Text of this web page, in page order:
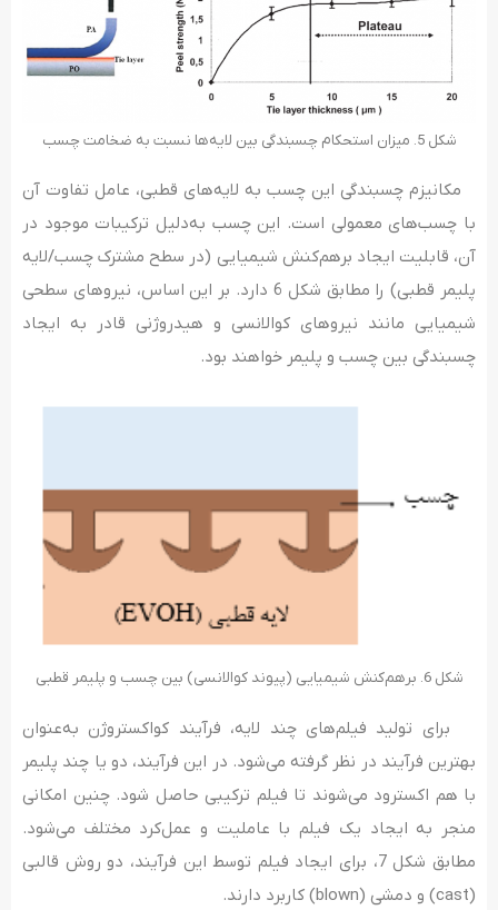
شکل 5. میزان استحکام چسبندگی بین لایه‌ها نسبت به ضخامت چسب
مکانیزم چسبندگی این چسب به لایه‌های قطبی، عامل تفاوت آن
با چسب‌های معمولی است. این چسب به‌دلیل ترکیبات موجود در
آن، قابلیت ایجاد برهم‌کنش شیمیایی (در سطح مشترک چسب/لایه
پلیمر قطبی) را مطابق شکل 6 دارد. بر این اساس، نیروهای سطحی
شیمیایی مانند نیروهای کوالانسی و هیدروژنی قادر به ایجاد
چسبندگی بین چسب و پلیمر خواهند بود.
شکل 6. برهم‌کنش شیمیایی (پیوند کوالانسی) بین چسب و پلیمر قطبی
برای تولید فیلم‌های چند لایه، فرآیند کواکستروژن به‌عنوان
بهترین فرآیند در نظر گرفته می‌شود. در این فرآیند، دو یا چند پلیمر
با هم اکسترود می‌شوند تا فیلم ترکیبی حاصل شود. چنین امکانی
منجر به ایجاد یک فیلم با عاملیت و عمل‌کرد مختلف می‌شود.
مطابق شکل 7، برای ایجاد فیلم توسط این فرآیند، دو روش قالبی
(cast) و دمشی (blown) کاربرد دارند.